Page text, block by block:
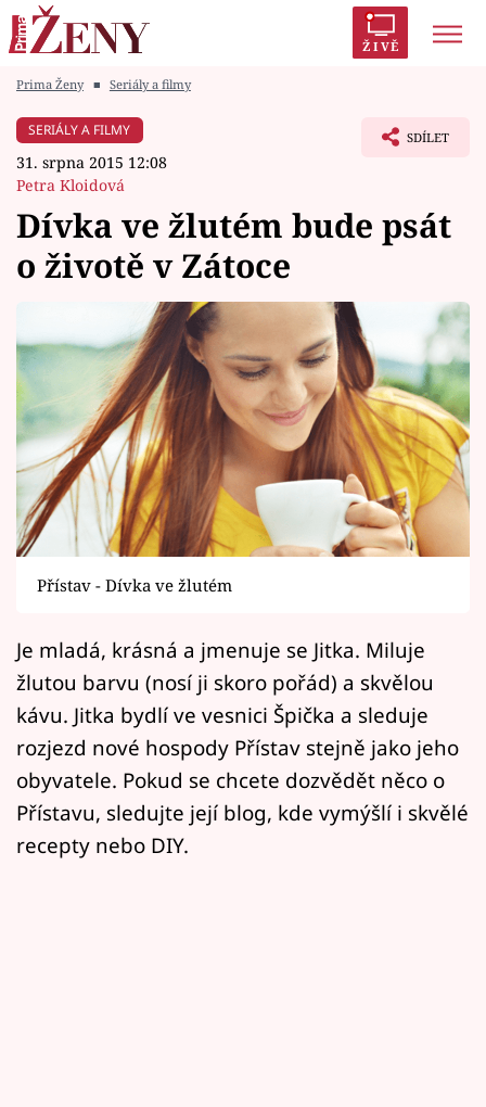
ŽIVĚ
Módní alarm
Témata
Celebrity
Vztahy
Seriály
Horoskopy
Sledujte prima+
Filmový festival Karlovy Vary
Pořady
Mámy sobě
Přihlášení
Sledujte nás
Prima Ženy ■ Seriály a filmy
SERIÁLY A FILMY
31. srpna 2015 12:08
Petra Kloidová
SDÍLET
Dívka ve žlutém bude psát
o životě v Zátoce
Přístav - Dívka ve žlutém
Je mladá, krásná a jmenuje se Jitka. Miluje
žlutou barvu (nosí ji skoro pořád) a skvělou
kávu. Jitka bydlí ve vesnici Špička a sleduje
rozjezd nové hospody Přístav stejně jako jeho
obyvatele. Pokud se chcete dozvědět něco o
Přístavu, sledujte její blog, kde vymýšlí i skvělé
recepty nebo DIY.